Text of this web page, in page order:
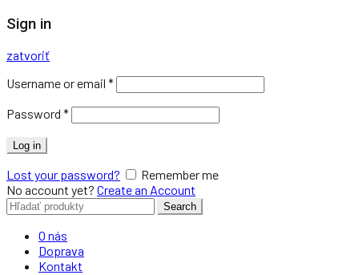
Sign in
zatvoriť
Username or email *
Password *
Log in
Lost your password?
Remember me
No account yet? Create an Account
Search
for:
Search
O nás
Doprava
Kontakt